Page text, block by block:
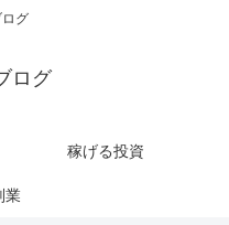
グ
ログ
稼げる投資
業